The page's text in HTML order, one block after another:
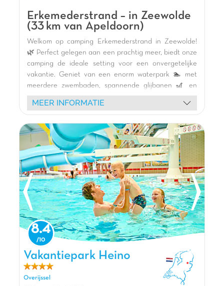
Pluspunten
Gelegen in Doesburg bij Arnhem
Directe toegang tot de rivier
Waterpark en glijbanen inbegrepen
Erkemederstrand – in Zeewolde
(33 km van Apeldoorn)
Welkom op camping Erkemederstrand in Zeewolde!
🌿 Perfect gelegen aan een prachtig meer, biedt onze
camping de ideale setting voor een onvergetelijke
vakantie. Geniet van een enorm waterpark 🏊 met
meerdere zwembaden, spannende glijbanen 🎢 en
waterspellen voor het hele gezin. Kinderen zullen dol
zijn op de themaspeeltuinen, waaronder het
Ontdek onze comfortabele stacaravans 🏕️, sommige
met direct uitzicht op het water. Het meer nodigt uit
tot zwemmen op het zandstrand 🏖️ en tal van
watersportactiviteiten 🛶 (waterfietsen, kajakken,
paddleboarden). Verken de omgeving per fiets 🚴
langs de oevers. Diverse animaties en een gezellige
bar maken uw verblijf compleet. Klantbeoordeling:
8,5/10.
De mening van Jasmijn
Erkemederstrand is een geweldig park voor
kinderen. Het hoogtepunt is het prachtige, drie
kilometer lange strand dat aan dit vakantiepark
ligt. Ook kun je hier urenlang spelen bij het super
MEER INFORMATIE
Vakantiepark Heino, Vakantiepark Overijssel
8.4
Vakantiepark Heino
Overijssel